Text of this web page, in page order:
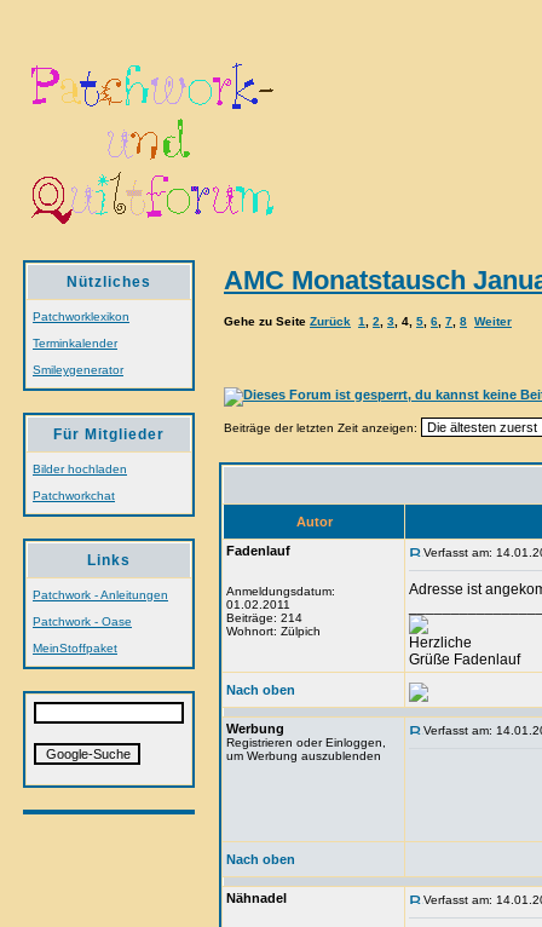
Nützliches
Patchworklexikon
Terminkalender
Smileygenerator
Für Mitglieder
Bilder hochladen
Patchworkchat
Links
Patchwork - Anleitungen
Patchwork - Oase
MeinStoffpaket
AMC Monatstausch
Gehe zu Seite Zurück 1 2 3 4 5 6 7 8 Weiter
Beiträge der letzten Zeit anzeigen:
Autor
Fadenlauf
Anmeldungsdatum:
01.02.2011
Beiträge: 214
Wohnort: Zülpich
Verfasst am:
Adresse ist
Herzliche
Grüße Fadenlauf
Nach oben
Werbung
Registrieren oder Einloggen,
um Werbung auszublenden
Verfasst am:
Nach oben
Nähnadel Verfasst am: